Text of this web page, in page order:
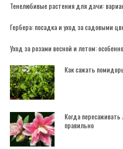
Тенелюбивые растения для дачи:
Гербера: посадка и уход за садовыми
Уход за розами весной и летом:
Как сажать
Когда
правильно